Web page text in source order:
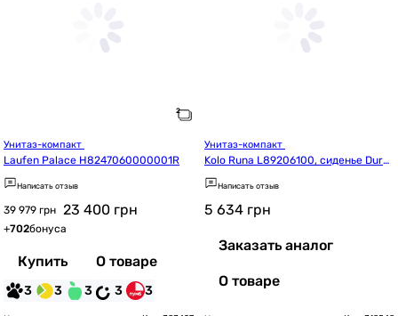
Laufen Palace H8247060000001R
Написать отзыв
39 979 грн 23 400 грн
+702бонуса
Купить О товаре
3 3 3 3 3
Kolo Runa L89206100, сиденье Duro
plast
Написать отзыв
5 634 грн
Заказать аналог
О товаре